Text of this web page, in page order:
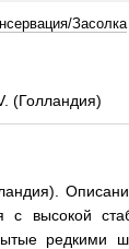
Засолка
(Голландия)
высокой
редкими